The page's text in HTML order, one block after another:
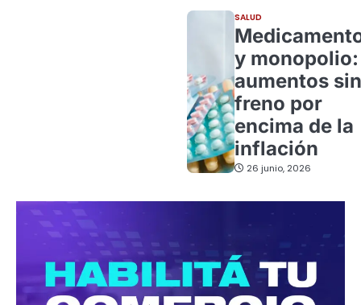
SALUD
y monopolio:
aumentos sin
freno por
encima de la
inflación
26 junio, 2026